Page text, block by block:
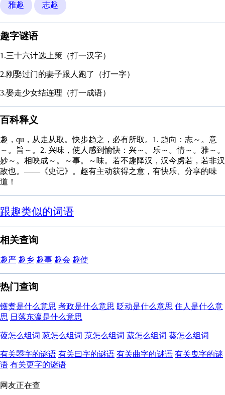
雅趣 志趣
趣字谜语
1.三十六计选上策（打一汉字）
2.刚娶过门的妻子跟人跑了（打一字）
3.娶走少女结连理（打一成语）
百科释义
趣，qu，从走从取。快步趋之，必有所取。1. 趋向：志～。意
～。旨～。2. 兴味，使人感到愉快：兴～。乐～。情～。雅～。
妙～。相映成～。～事。～味。若不趣降汉，汉今虏若，若非汉
敌也。——《史记》。趣有主动获得之意，有快乐、分享的味
道！
跟趣类似的词语
相关查询
趣严 趣乡 趣事 趣会 趣使
热门查询
镬煑是什么意思 考政是什么意思 眨动是什么意思 住人是什么意
思 日落东瀛是什么意思
葰怎么组词 葱怎么组词 葲怎么组词 葳怎么组词 葵怎么组词
有关曌字的谜语 有关曰字的谜语 有关曲字的谜语 有关曳字的谜
语 有关更字的谜语
网友正在查